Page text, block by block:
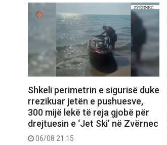
Shkeli perimetrin e sigurisë duke
rrezikuar jetën e pushuesve,
300 mijë lekë të reja gjobë për
drejtuesin e ‘Jet Ski’ në Zvërnec
06/08 21:15